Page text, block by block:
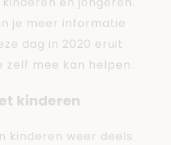
je meer informatie
dag in 2020 eruit
zelf mee kan helpen.
kinderen
kinderen weer deels